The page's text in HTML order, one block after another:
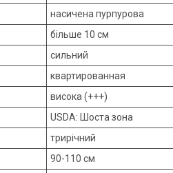
насичена пурпурова
більше 10 см
сильний
квартированная
висока (+++)
USDA: Шоста зона
трирічний
90-110 см